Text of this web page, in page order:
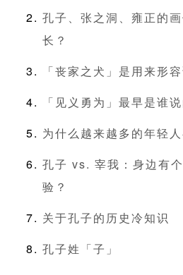
孔子、张之洞、雍正的
长？
「丧家之犬」是用来形
「见义勇为」最早是谁说
为什么越来越多的年轻
孔子 vs. 宰我：身边有
验？
关于孔子的历史冷知识
孔子姓「子」